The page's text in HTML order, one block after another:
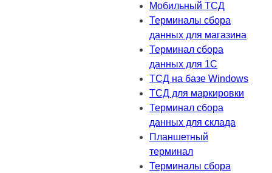
Мобильный ТСД
Терминалы сбора
данных для магазина
Терминал сбора
данных для 1C
ТСД на базе Windows
ТСД для маркировки
Терминал сбора
данных для склада
Планшетный
терминал
Терминалы сбора